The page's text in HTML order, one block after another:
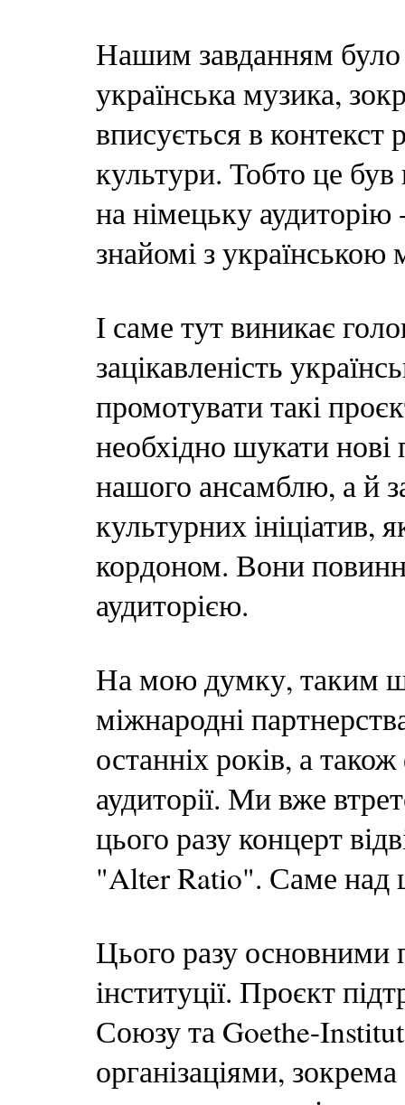
Нашим завданням було
українська музика,
вписується в контекст
культури. Тобто це
на німецьку
знайомі з
І саме тут виникає
зацікавленість
промотувати такі
необхідно шукати
нашого ансамблю, а й
культурних ініціатив,
кордоном. Вони
аудиторією.
На мою думку, таким
міжнародні
останніх років, а
аудиторії. Ми вже
цього разу концерт
"Alter Ratio". Саме над
Цього разу основними
інституції. Проєкт
Союзу та Goethe-
організаціями,